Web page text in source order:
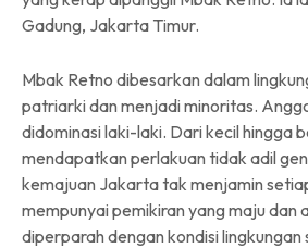
Gadung, Jakarta Timur.
Mbak Retno dibesarkan dalam
patriarki dan menjadi minoritas.
didominasi laki-laki. Dari kecil hingga
mendapatkan perlakuan tidak adil
kemajuan Jakarta tak menjamin
mempunyai pemikiran yang maju dan
diperparah dengan kondisi lingkungan